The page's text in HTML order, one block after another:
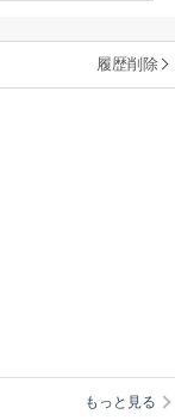
履歴削除
もっと見る